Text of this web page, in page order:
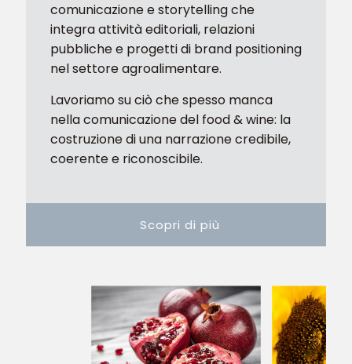
comunicazione e storytelling che
integra attività editoriali, relazioni
pubbliche e progetti di brand positioning
nel settore agroalimentare.
Lavoriamo su ciò che spesso manca
nella comunicazione del food & wine: la
costruzione di una narrazione credibile,
coerente e riconoscibile.
Scopri di più